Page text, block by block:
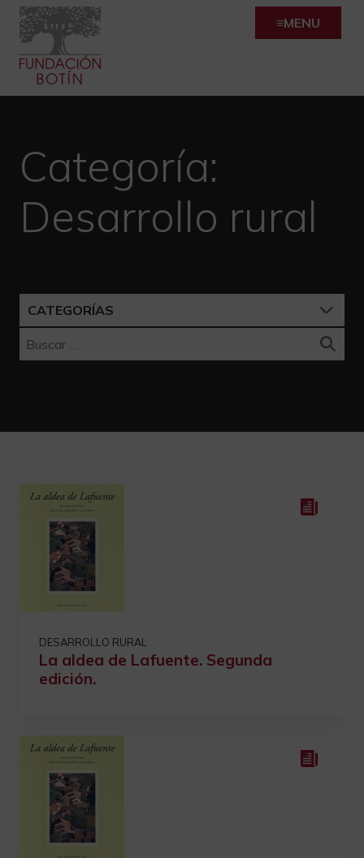
Skip
content
MENU
Categoría:
Desarrollo rural
CATEGORÍAS
DESARROLLO RURAL
La aldea de Lafuente. Segunda
edición.